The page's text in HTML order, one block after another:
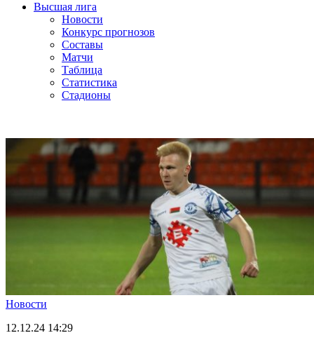
Высшая лига
Новости
Конкурс прогнозов
Составы
Матчи
Таблица
Статистика
Стадионы
Новости
12.12.24 14:29